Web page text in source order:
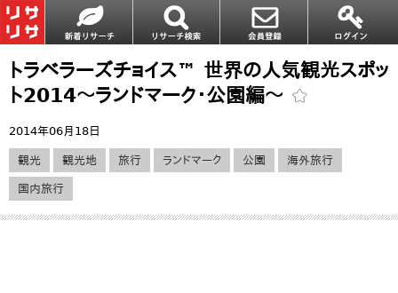
トラベラーズチョイス™ 世界の人気観光スポッ
ト2014～ランドマーク・公園編～
2014年06月18日
観光 観光地 旅行 ランドマーク 公園 海外旅行
国内旅行